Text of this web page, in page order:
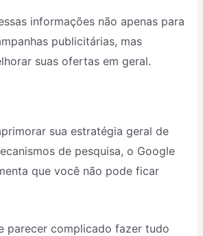
informações não apenas para
publicitárias, mas
suas ofertas em geral.
sua estratégia geral de
de pesquisa, o Google
que você não pode ficar
parecer complicado fazer tudo